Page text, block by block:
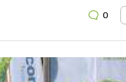
0